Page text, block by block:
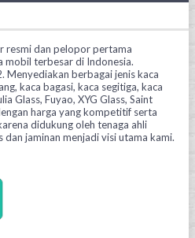
resmi dan pelopor pertama
mobil terbesar di Indonesia.
Menyediakan berbagai jenis kaca
kaca bagasi, kaca segitiga, kaca
Glass, Fuyao, XYG Glass, Saint
harga yang kompetitif serta
didukung oleh tenaga ahli
jaminan menjadi visi utama kami.